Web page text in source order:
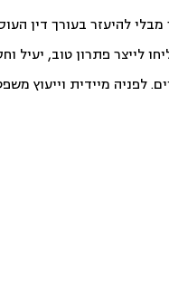
להיעזר בעורך דין
לייצר פתרון טוב, יעיל
מיידית וייעוץ